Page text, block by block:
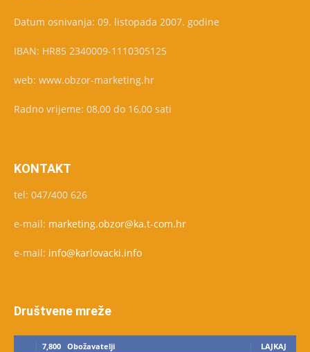
Datum osnivanja: 09. listopada 2007. godine
IBAN: HR85 2340009-1110305125
web: www.obzor-marketing.hr
Radno vrijeme: 08,00 do 16,00 sati
KONTAKT
tel: 047/400 626
e-mail: marketing.obzor@ka.t-com.hr
e-mail: info@karlovacki.info
Društvene mreže
7,800 Obožavatelji LAJKAJ